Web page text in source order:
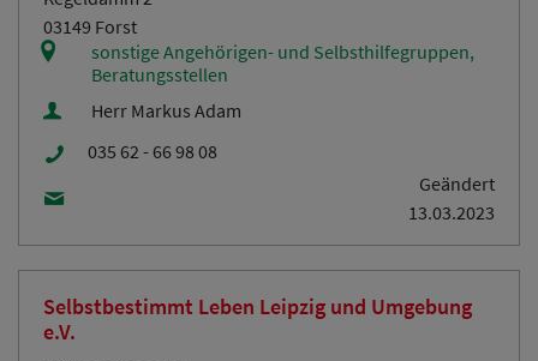
03149 Forst
sonstige Angehörigen- und Selbsthilfegruppen,
Beratungsstellen
Herr Markus Adam
035 62 - 66 98 08
Geändert
13.03.2023
Selbstbestimmt Leben Leipzig und Umgebung
e.V.